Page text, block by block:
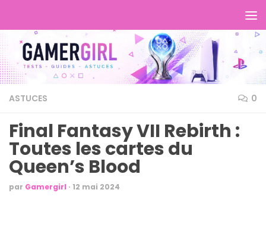
ASTUCES 0
Final Fantasy VII Rebirth :
Toutes les cartes du
Queen’s Blood
par Gamergirl · 12 mai 2024